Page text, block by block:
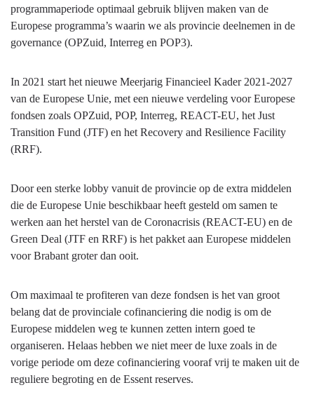
programmaperiode optimaal gebruik blijven maken van de
Europese programma’s waarin we als provincie deelnemen in de
governance (OPZuid, Interreg en POP3).
In 2021 start het nieuwe Meerjarig Financieel Kader 2021-2027
van de Europese Unie, met een nieuwe verdeling voor Europese
fondsen zoals OPZuid, POP, Interreg, REACT-EU, het Just
Transition Fund (JTF) en het Recovery and Resilience Facility
(RRF).
Door een sterke lobby vanuit de provincie op de extra middelen
die de Europese Unie beschikbaar heeft gesteld om samen te
werken aan het herstel van de Coronacrisis (REACT-EU) en de
Green Deal (JTF en RRF) is het pakket aan Europese middelen
voor Brabant groter dan ooit.
Om maximaal te profiteren van deze fondsen is het van groot
belang dat de provinciale cofinanciering die nodig is om de
Europese middelen weg te kunnen zetten intern goed te
organiseren. Helaas hebben we niet meer de luxe zoals in de
vorige periode om deze cofinanciering vooraf vrij te maken uit de
reguliere begroting en de Essent reserves.